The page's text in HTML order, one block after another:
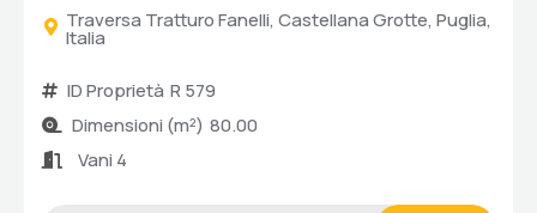
Traversa Tratturo Fanelli, Castellana Grotte, Puglia,
Italia
ID Proprietà R 579
Dimensioni (m²) 80.00
Vani 4